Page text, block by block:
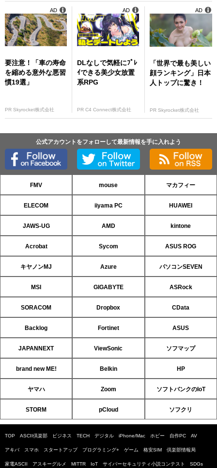
要注意！「車の寿命
を縮める意外な悪習
慣19選」
PR Skyrocket株式会社
AD
DLなしで気軽にﾌﾟﾚ
ｲできる美少女放置
系RPG
PR C4 Connect株式会社
AD
「世界で最も美しい
顔ランキング」日本
人トップに驚き！
PR Skyrocket株式会社
AD
公式アカウントをフォローして最新情報を手に入れよう
FMV mouse マカフィー
ELECOM iiyama PC HUAWEI
JAWS-UG AMD kintone
Acrobat Sycom ASUS ROG
キヤノンMJ Azure パソコンSEVEN
MSI GIGABYTE ASRock
SORACOM Dropbox CData
Backlog Fortinet ASUS
JAPANNEXT ViewSonic ソフマップ
brand new ME! Belkin HP
ヤマハ Zoom ソフトバンクのIoT
STORM pCloud ソフクリ
TOP ASCII倶楽部 ビジネス TECH デジタル iPhone/Mac ホビー 自作PC AV
アキバ スマホ スタートアップ プログラミング+ ゲーム 格安SIM 倶楽部情報局
家電ASCII アスキーグルメ MITTR IoT サイバーセキュリティ小説コンテスト SDGs